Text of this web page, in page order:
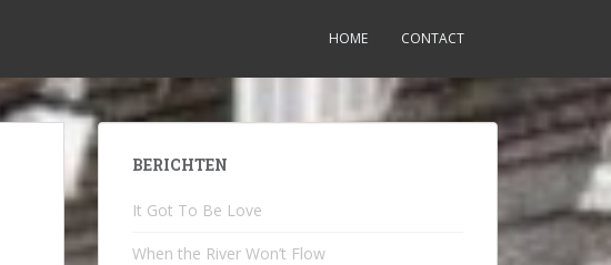
HOME CONTACT
BERICHTEN
It Got To Be Love
When the River Won’t Flow